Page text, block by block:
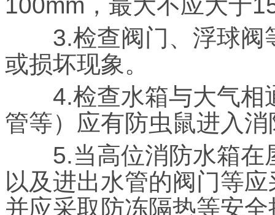
3.检查阀门、浮球阀
或损坏现象。
4.检查水箱与大气相
管等）应有防虫鼠进入
5.当高位消防水箱在
以及进出水管的阀门等
并应采取防冻隔热等安全